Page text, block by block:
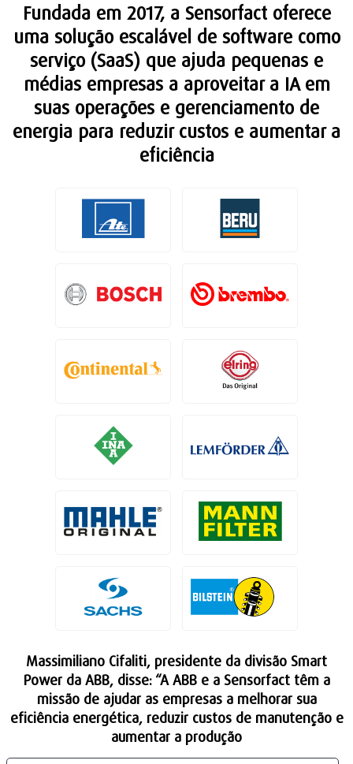
Fundada em 2017, a Sensorfact oferece
uma solução escalável de software como
serviço (SaaS) que ajuda pequenas e
médias empresas a aproveitar a IA em
suas operações e gerenciamento de
energia para reduzir custos e aumentar a
eficiência
Massimiliano Cifaliti, presidente da divisão Smart
Power da ABB, disse: “A ABB e a Sensorfact têm a
missão de ajudar as empresas a melhorar sua
eficiência energética, reduzir custos de manutenção e
aumentar a produção